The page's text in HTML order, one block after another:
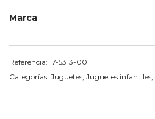
Marca
Referencia: 17-5313-00
Categorías: Juguetes Juguetes infantiles